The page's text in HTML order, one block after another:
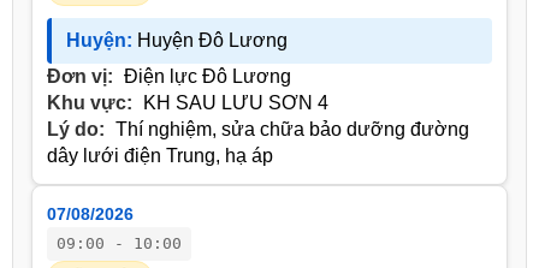
Huyện: Huyện Đô Lương
Đơn vị: Điện lực Đô Lương
Khu vực:
KH SAU LƯU SƠN 4
Lý do: Thí nghiệm, sửa chữa bảo dưỡng đường
dây lưới điện Trung, hạ áp
07/08/2026
09:00 - 10:00